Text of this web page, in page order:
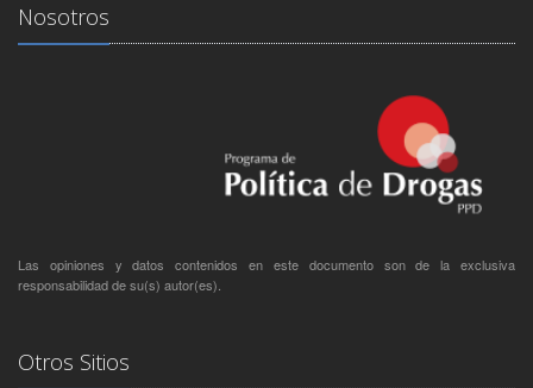
Nosotros
Las opiniones y datos contenidos en este documento son de la exclusiva
responsabilidad de su(s) autor(es).
Otros Sitios